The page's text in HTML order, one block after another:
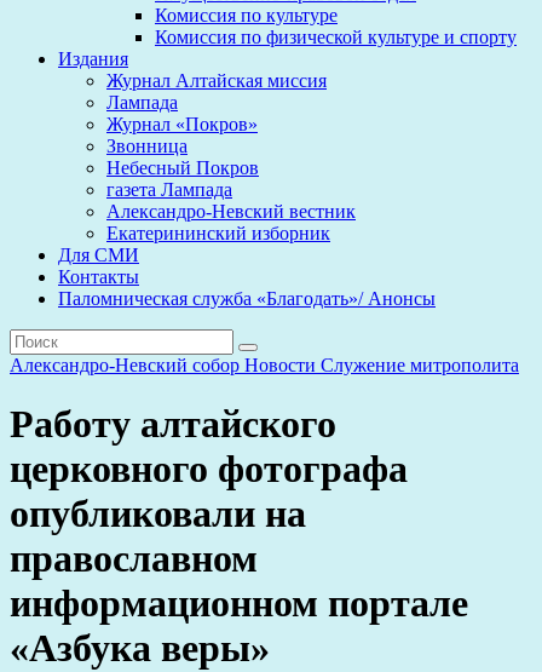
Комиссия по культуре
Комиссия по физической культуре и спорту
Издания
Журнал Алтайская миссия
Лампада
Журнал «Покров»
Звонница
Небесный Покров
газета Лампада
Александро-Невский вестник
Екатерининский изборник
Для СМИ
Контакты
Паломническая служба «Благодать»/ Анонсы
Александро-Невский собор Новости Служение митрополита
Работу алтайского
церковного фотографа
опубликовали на
православном
информационном портале
«Азбука веры»